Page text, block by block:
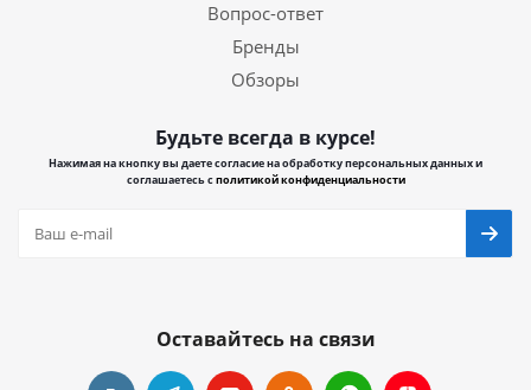
Вопрос-ответ
Бренды
Обзоры
Будьте всегда в курсе!
Нажимая на кнопку вы даете согласие на обработку персональных данных и
соглашаетесь сполитикой конфиденциальности
Оставайтесь на связи